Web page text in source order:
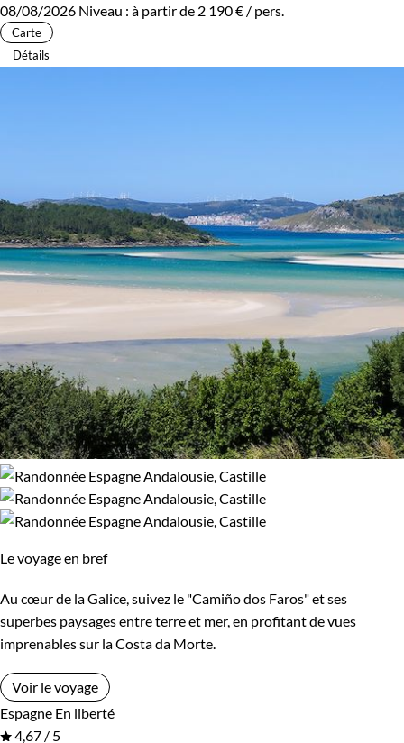
08/08/2026 Niveau : à partir de 2 190 € / pers.
Carte
Détails
Le voyage en bref
Au cœur de la Galice, suivez le "Camiño dos Faros" et ses
superbes paysages entre terre et mer, en profitant de vues
imprenables sur la Costa da Morte.
Voir le voyage
Espagne En liberté
4,67 / 5